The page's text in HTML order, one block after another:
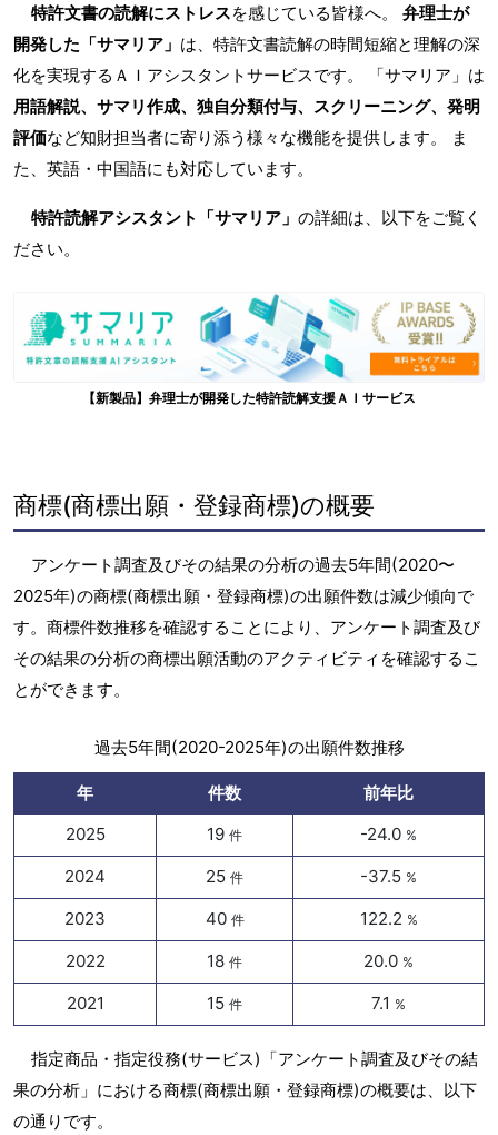
特許文書の読解にストレスを感じている皆様へ。 弁理士が
開発した「サマリア」 は、特許文書読解の時間短縮と理解の深
化を実現するＡＩアシスタントサービスです。 「サマリア」は
用語解説、サマリ作成、独自分類付与、スクリーニング、発明
評価など知財担当者に寄り添う様々な機能を提供します。 ま
た、英語・中国語にも対応しています。
特許読解アシスタント「サマリア」 の詳細は、以下をご覧く
ださい。
【新製品】弁理士が開発した特許読解支援ＡＩサービス
商標(商標出願・登録商標)の概要
アンケート調査及びその結果の分析の過去5年間(2020〜
2025年)の商標(商標出願・登録商標)の出願件数は減少傾向で
す。商標件数推移を確認することにより、アンケート調査及び
その結果の分析の商標出願活動のアクティビティを確認するこ
とができます。
過去5年間(2020-2025年)の出願件数推移
年 件数
前年比
2025
19 件 -24.0 %
2024 25 件 -37.5 %
2023 40 件 122.2 %
2022 18 件 20.0 %
2021 15 件 7.1 %
指定商品・指定役務(サービス)「アンケート調査及びその結
果の分析」における商標(商標出願・登録商標)の概要は、以下
の通りです。